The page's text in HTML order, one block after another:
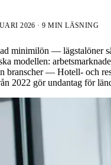
2026 · 9 MIN LÄSNING
minimilön — lägstalöner
modellen:
branscher — Hotell- och
2022 gör undantag för